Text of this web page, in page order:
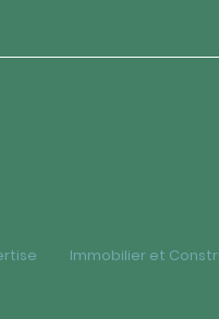
Immobilier et